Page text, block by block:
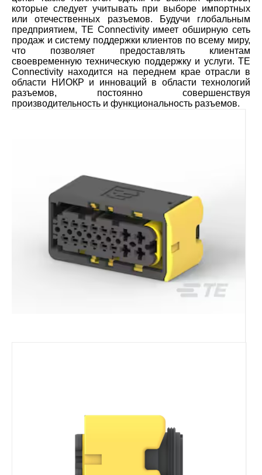
которые следует учитывать при выборе импортных
или отечественных разъемов. Будучи глобальным
предприятием, TE Connectivity имеет обширную сеть
продаж и систему поддержки клиентов по всему миру,
что позволяет предоставлять клиентам
своевременную техническую поддержку и услуги. TE
Connectivity находится на переднем крае отрасли в
области НИОКР и инноваций в области технологий
разъемов, постоянно совершенствуя
производительность и функциональность разъемов.